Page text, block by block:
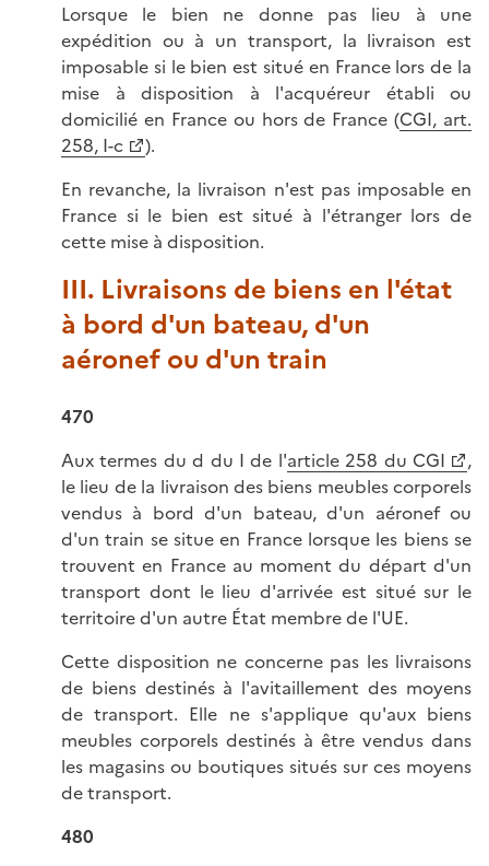
Lorsque le bien ne donne pas lieu à une
expédition ou à un transport, la livraison est
imposable si le bien est situé en France lors de la
mise à disposition à l'acquéreur établi ou
domicilié en France ou hors de France (CGI, art.
258, I-c
).
En revanche, la livraison n'est pas imposable en
France si le bien est situé à l'étranger lors de
cette mise à disposition.
III. Livraisons de biens en l'état
à bord d'un bateau, d'un
aéronef ou d'un train
470
Aux termes du d du I de l'article 258 du CGI
,
le lieu de la livraison des biens meubles corporels
vendus à bord d'un bateau, d'un aéronef ou
d'un train se situe en France lorsque les biens se
trouvent en France au moment du départ d'un
transport dont le lieu d'arrivée est situé sur le
territoire d'un autre État membre de l'UE.
Cette disposition ne concerne pas les livraisons
de biens destinés à l'avitaillement des moyens
de transport. Elle ne s'applique qu'aux biens
meubles corporels destinés à être vendus dans
les magasins ou boutiques situés sur ces moyens
de transport.
480